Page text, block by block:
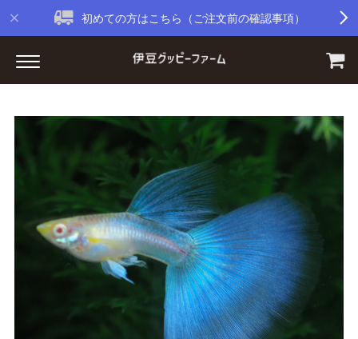
初めての方はこちら（ご注文前の確認事項）